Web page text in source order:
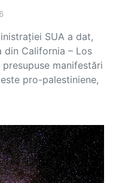
SUA a dat,
din California – Los
manifestări
pro-palestiniene,